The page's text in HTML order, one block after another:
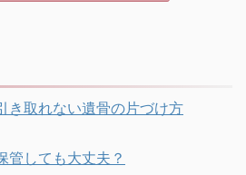
き取れない遺骨の片づけ方
管しても大丈夫？